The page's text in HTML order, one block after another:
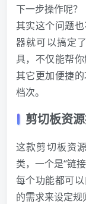
下一步操作呢？
其实这个问题
器就可以搞定
具，不仅能帮
其它更加便捷
档次。
剪切板资
这款剪切板资
类，一个是“链
每个功能都可
的需求来设定规